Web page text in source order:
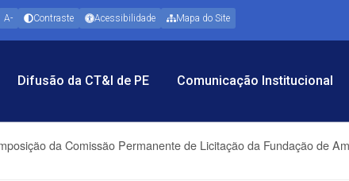
da Comissão Permanente de Licitação da Fundação de
A- Contraste Acessibilidade Mapa do Site
Difusão da CT&I de PE Comunicação Institucional